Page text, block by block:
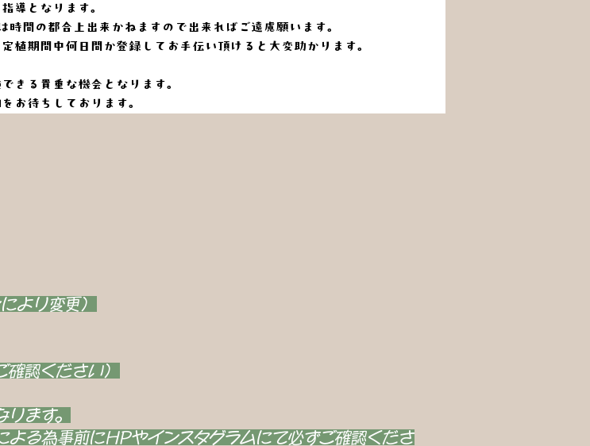
導となります。
間の都合上出来かねますので出来ればご遠慮願います。
植期間中何日間か登録してお手伝い頂けると大変助かります。
きる貴重な機会となります。
お待ちしております。
り変更）
認ください）
ます。
よる為事前にHPやインスタグラムにて必ずご確認くださ